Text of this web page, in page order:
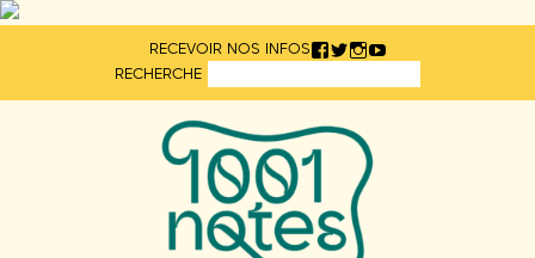
RECEVOIR NOS INFOS
RECHERCHE